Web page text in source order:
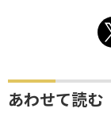
あわせて読む